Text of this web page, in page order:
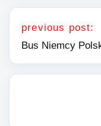
Nawigacja
previous post:
Bus Niemcy